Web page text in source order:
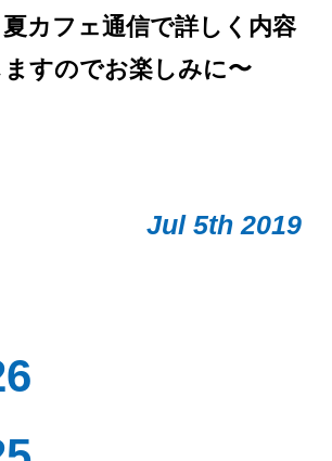
カフェ通信で詳しく内容
ますのでお楽しみに〜
Jul 5th 2019